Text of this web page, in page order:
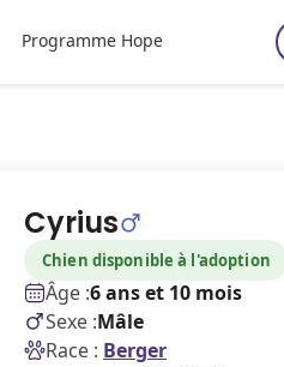
Programme Hope
Cyrius
Chien disponible à l'adoption
Âge :6 ans et 10 mois
Sexe :Mâle
Race : Berger